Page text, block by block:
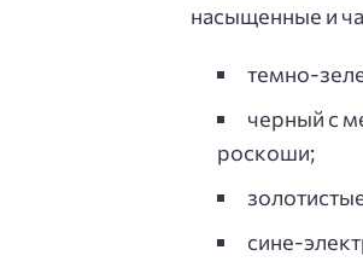
насыщенные и
темно-
черный с
роскоши;
сине-